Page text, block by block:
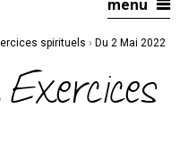
menu
spirituels › Du 2 Mai 2022